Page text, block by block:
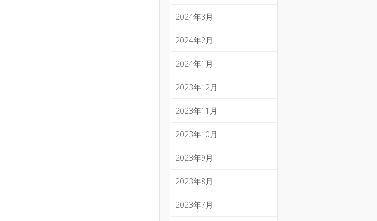
2024年3月
2024年2月
2024年1月
2023年12月
2023年11月
2023年10月
2023年9月
2023年8月
2023年7月